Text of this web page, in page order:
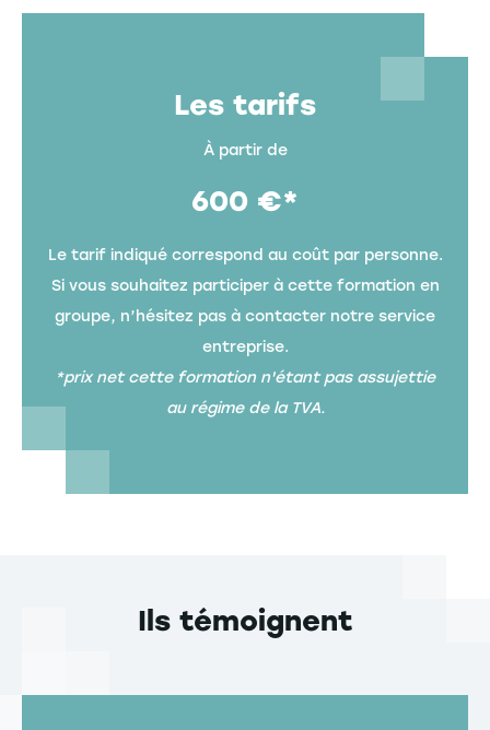
Les tarifs
À partir de
600 €*
Le tarif indiqué correspond au coût par personne.
Si vous souhaitez participer à cette formation en
groupe, n’hésitez pas à contacter notre service
entreprise.
*prix net cette formation n'étant pas assujettie
au régime de la TVA.
Ils témoignent